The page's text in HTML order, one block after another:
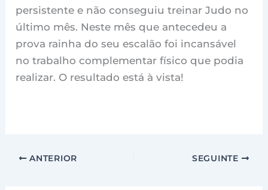
persistente e não conseguiu treinar Judo no
último mês. Neste mês que antecedeu a
prova rainha do seu escalão foi incansável
no trabalho complementar físico que podia
realizar. O resultado está à vista!
ANTERIOR SEGUINTE